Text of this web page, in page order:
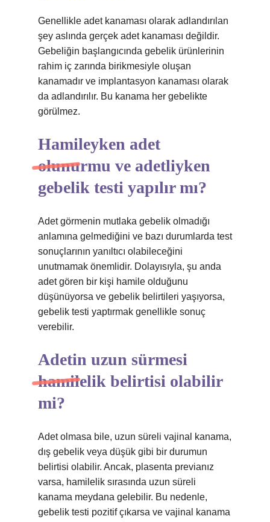
Genellikle adet kanaması olarak adlandırılan
şey aslında gerçek adet kanaması değildir.
Gebeliğin başlangıcında gebelik ürünlerinin
rahim iç zarında birikmesiyle oluşan
kanamadır ve implantasyon kanaması olarak
da adlandırılır. Bu kanama her gebelikte
görülmez.
Hamileyken adet
olunurmu ve adetliyken
gebelik testi yapılır mı?
Adet görmenin mutlaka gebelik olmadığı
anlamına gelmediğini ve bazı durumlarda test
sonuçlarının yanıltıcı olabileceğini
unutmamak önemlidir. Dolayısıyla, şu anda
adet gören bir kişi hamile olduğunu
düşünüyorsa ve gebelik belirtileri yaşıyorsa,
gebelik testi yaptırmak genellikle sonuç
verebilir.
Adetin uzun sürmesi
hamilelik belirtisi olabilir
mi?
Adet olmasa bile, uzun süreli vajinal kanama,
dış gebelik veya düşük gibi bir durumun
belirtisi olabilir. Ancak, plasenta previanız
varsa, hamilelik sırasında uzun süreli
kanama meydana gelebilir. Bu nedenle,
gebelik testi pozitif çıkarsa ve vajinal kanama